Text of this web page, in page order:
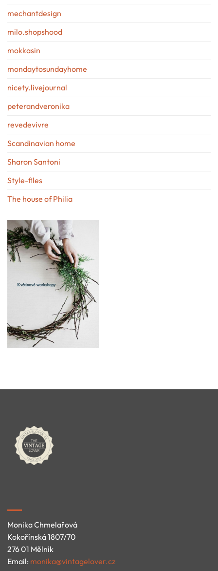
mechantdesign
milo.shopshood
mokkasin
mondaytosundayhome
nicety.livejournal
peterandveronika
revedevivre
Scandinavian home
Sharon Santoni
Style-files
The house of Philia
Monika Chmelařová
Kokořínská 1807/70
276 01 Mělník
Email: monika@vintagelover.cz